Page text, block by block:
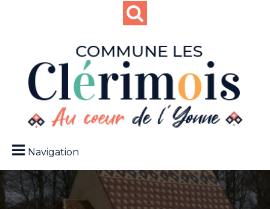
Navigation